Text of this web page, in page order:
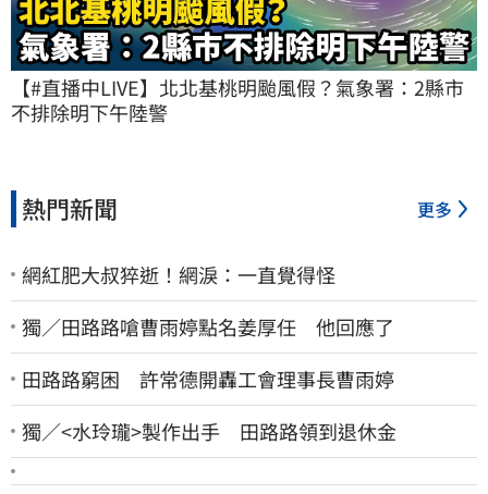
【#直播中LIVE】北北基桃明颱風假？氣象署：2縣市
不排除明下午陸警
熱門新聞 更多
網紅肥大叔猝逝！網淚：一直覺得怪
獨／田路路嗆曹雨婷點名姜厚任 他回應了
田路路窮困 許常德開轟工會理事長曹雨婷
獨／<水玲瓏>製作出手 田路路領到退休金